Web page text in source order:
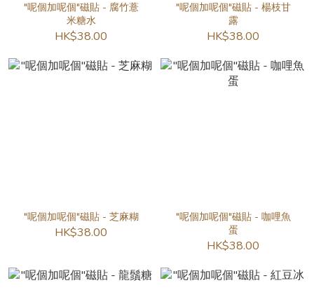
"呢個加呢個"磁貼 - 腐竹薏
米糖水
HK$38.00
"呢個加呢個"磁貼 - 楊枝甘
露
HK$38.00
"呢個加呢個"磁貼 - 芝麻糊
HK$38.00
"呢個加呢個"磁貼 - 咖哩魚
蛋
HK$38.00